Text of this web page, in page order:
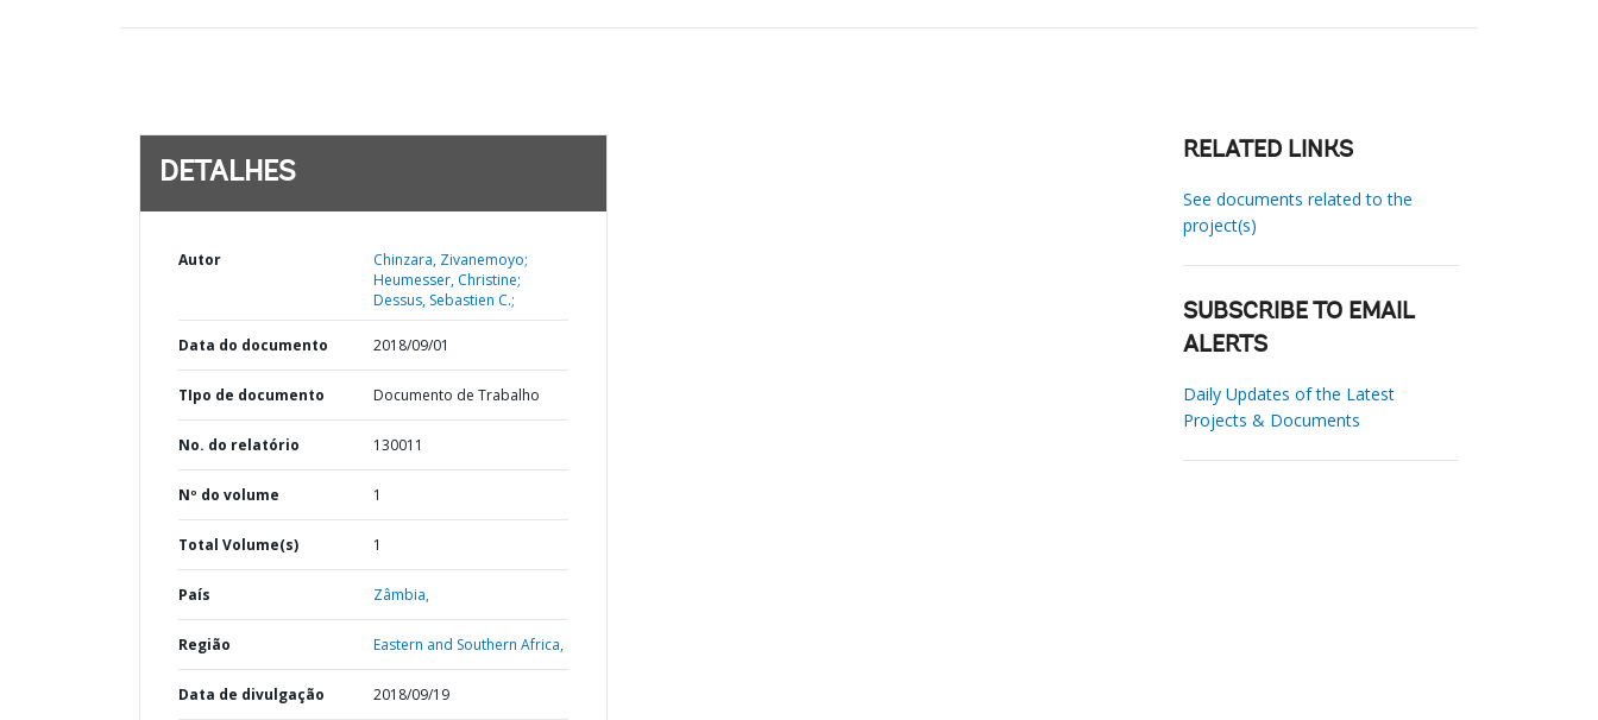
DETALHES
Autor
Chinzara, Zivanemoyo;
Heumesser, Christine;
Dessus, Sebastien C.;
Data do documento 2018/09/01
TIpo de documento Documento de Trabalho
No. do relatório 130011
Nº do volume 1
Total Volume(s) 1
País Zâmbia,
Região Eastern and Southern Africa,
Data de divulgação 2018/09/19
RELATED LINKS
See documents related to the
project(s)
SUBSCRIBE TO EMAIL
ALERTS
Daily Updates of the Latest
Projects & Documents